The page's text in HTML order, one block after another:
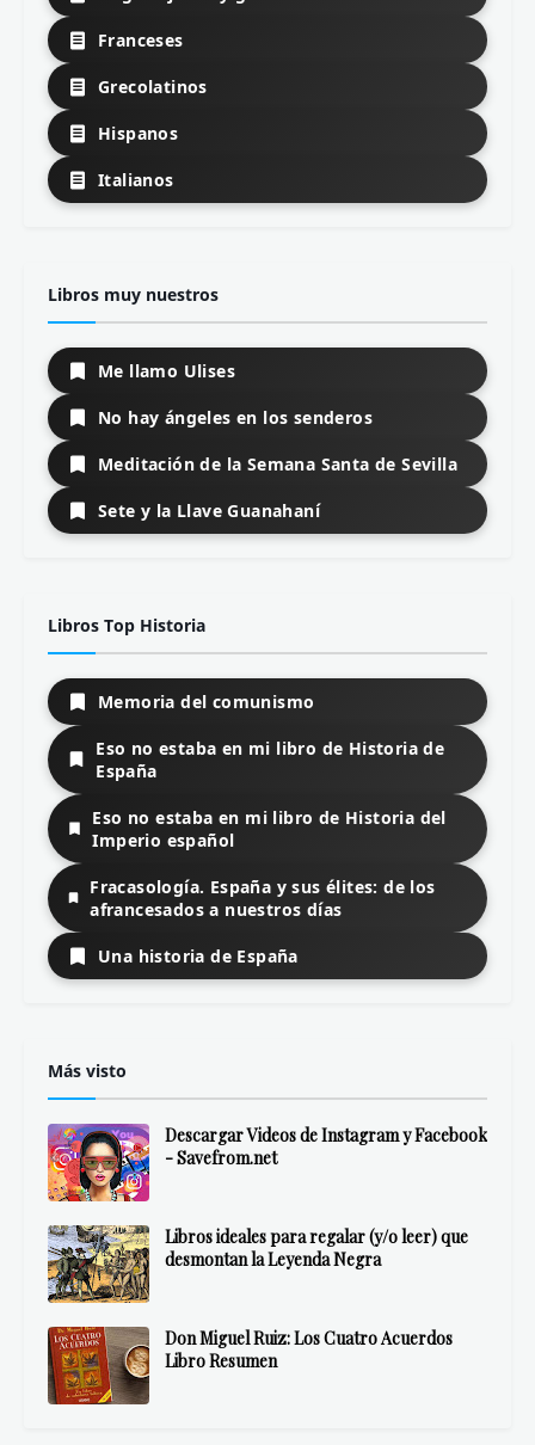
Franceses
Grecolatinos
Hispanos
Italianos
Libros muy nuestros
Me llamo Ulises
No hay ángeles en los senderos
Meditación de la Semana Santa de Sevilla
Sete y la Llave Guanahaní
Libros Top Historia
Memoria del comunismo
Eso no estaba en mi libro de Historia de
España
Eso no estaba en mi libro de Historia del
Imperio español
Fracasología. España y sus élites: de los
afrancesados a nuestros días
Una historia de España
Más visto
Descargar Videos de Instagram y Facebook
- Savefrom.net
Libros ideales para regalar (y/o leer) que
desmontan la Leyenda Negra
Don Miguel Ruiz: Los Cuatro Acuerdos
Libro Resumen